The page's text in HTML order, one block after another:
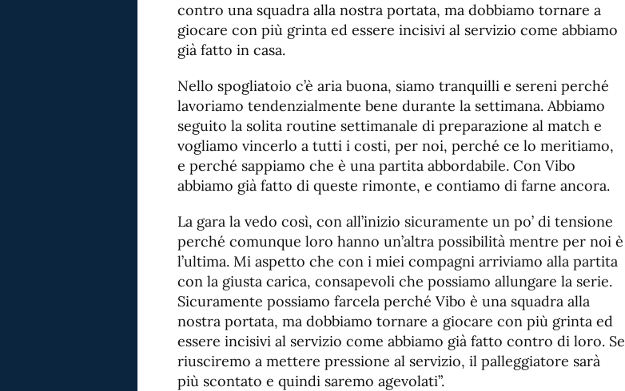
contro una squadra alla nostra portata, ma dobbiamo tornare a
giocare con più grinta ed essere incisivi al servizio come abbiamo
già fatto in casa.
Nello spogliatoio c’è aria buona, siamo tranquilli e sereni perché
lavoriamo tendenzialmente bene durante la settimana. Abbiamo
seguito la solita routine settimanale di preparazione al match e
vogliamo vincerlo a tutti i costi, per noi, perché ce lo meritiamo,
e perché sappiamo che è una partita abbordabile. Con Vibo
abbiamo già fatto di queste rimonte, e contiamo di farne ancora.
La gara la vedo così, con all’inizio sicuramente un po’ di tensione
perché comunque loro hanno un’altra possibilità mentre per noi è
l’ultima. Mi aspetto che con i miei compagni arriviamo alla partita
con la giusta carica, consapevoli che possiamo allungare la serie.
Sicuramente possiamo farcela perché Vibo è una squadra alla
nostra portata, ma dobbiamo tornare a giocare con più grinta ed
essere incisivi al servizio come abbiamo già fatto contro di loro. Se
riusciremo a mettere pressione al servizio, il palleggiatore sarà
più scontato e quindi saremo agevolati”.